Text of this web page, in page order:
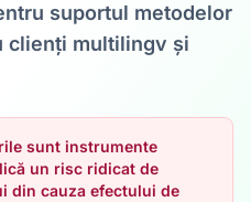
suportul metodelor
clienți multilingv și
sunt instrumente
un risc ridicat de
din cauza efectului de